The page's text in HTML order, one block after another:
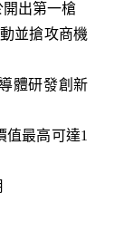
出第一槍
並搶攻商機
體研發創新
值最高可達1